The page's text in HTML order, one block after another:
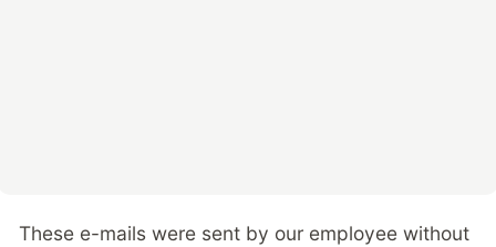
These e-mails were sent by our employee without